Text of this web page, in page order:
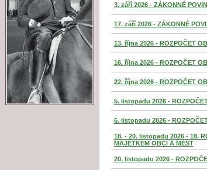
3. září 2026 - ZÁKONNÉ
17. září 2026 - ZÁKONNÉ
13. října 2026 - ROZPOČET
16. října 2026 - ROZPOČET
22. října 2026 - ROZPOČET
5. listopadu 2026 -
6. listopadu 2026 -
18. - 20. listopadu 2026 - 18.
MAJETKEM OBCÍ A MĚST
20. listopadu 2026 -